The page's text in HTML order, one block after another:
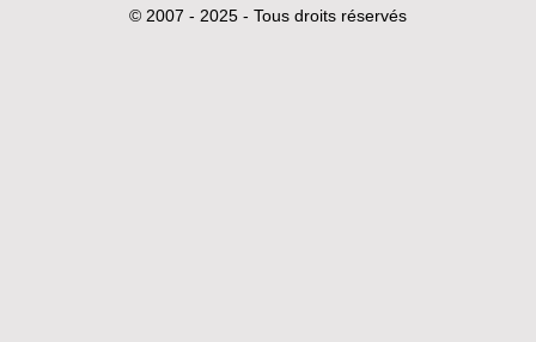
© 2007 - 2025 - Tous droits réservés